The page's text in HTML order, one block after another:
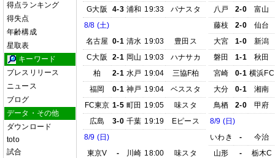
得点ランキング
得失点
年齢構成
星取表
キーワード
プレスリリース
ニュース
ブログ
データ・その他
ダウンロード
toto
試合
G大阪
4-3 浦和 19:33
パナスタ
8/8 (土)
名古屋 0-1 清水 19:03
豊田ス
C大阪
2-1 岡山 19:03
ハナサカ
柏
2-1 水戸 19:04
三協F柏
福岡
0-1 神戸 19:04
ベススタ
FC東京 1-5 町田 19:05
味スタ
広島
3-0 千葉 19:19
Eピース
8/9 (日)
東京V
- 川崎 18:00
味スタ
八戸
2-0
富山
藤枝
2-0
仙台
大宮
1-0
新潟
磐田
1-1
秋田
宮崎
0-1 横浜FC
大分
0-1
湘南
鳥栖
2-0
甲府
8/9 (日)
いわき
-
今治
山形
- 栃木C